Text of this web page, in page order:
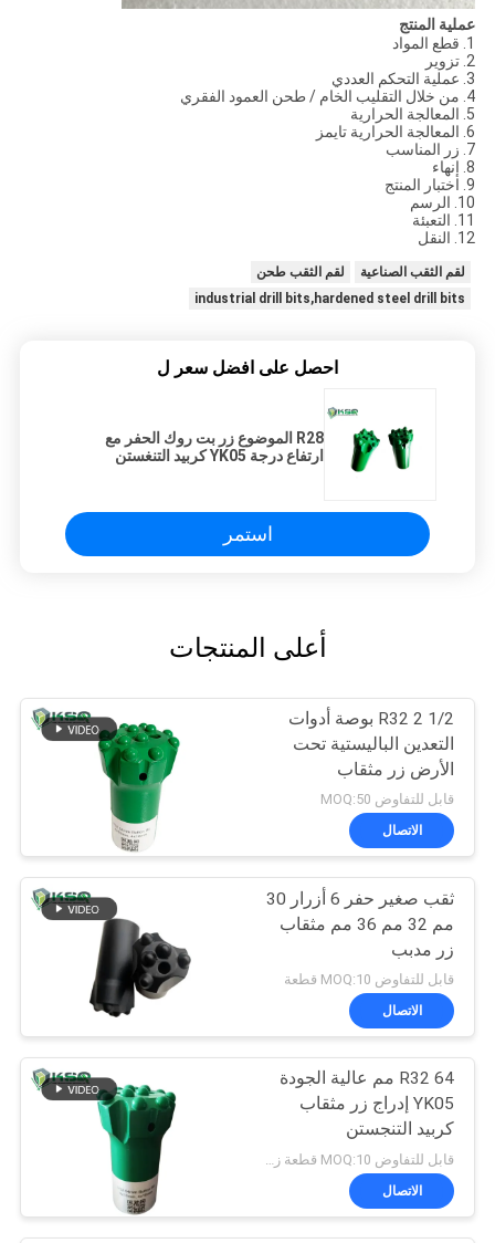
عملية المنتج
1. قطع المواد
2. تزوير
3. عملية التحكم العددي
4. من خلال التقليب الخام / طحن العمود الفقري
5. المعالجة الحرارية
6. المعالجة الحرارية تايمز
7. زر المناسب
8. إنهاء
9. اختبار المنتج
10. الرسم
11. التعبئة
12. النقل
لقم الثقب الصناعية
لقم الثقب طحن
industrial drill bits,hardened steel drill bits
احصل على افضل سعر ل
R28 الموضوع زر بت روك الحفر مع
ارتفاع درجة YK05 كربيد التنغستن
استمر
أعلى المنتجات
R32 2 1/2 بوصة أدوات
التعدين الباليستية تحت
الأرض زر مثقاب
قابل للتفاوض MOQ:50
الاتصال
ثقب صغير حفر 6 أزرار 30
مم 32 مم 36 مم مثقاب
زر مدبب
قابل للتفاوض MOQ:10 قطعة
الاتصال
R32 64 مم عالية الجودة
YK05 إدراج زر مثقاب
كربيد التنجستن
الاتصال